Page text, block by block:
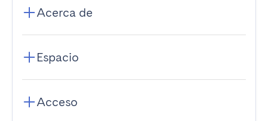
Acerca de
Espacio
Acceso